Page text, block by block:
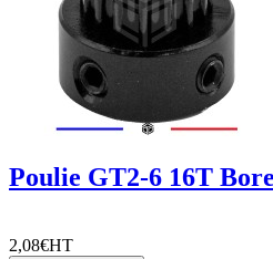
Poulie GT2-6 16T
2,08€HT